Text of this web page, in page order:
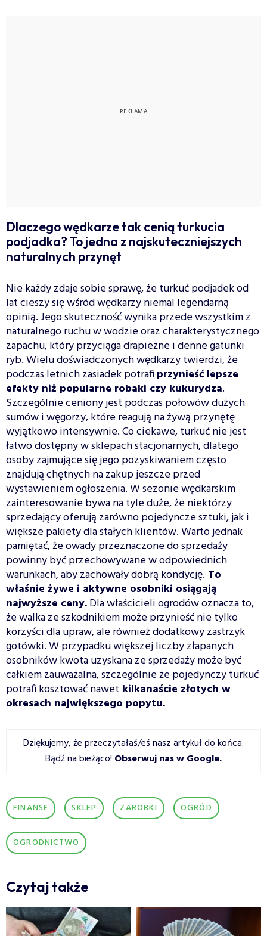
Dlaczego wędkarze tak cenią turkucia
podjadka? To jedna z najskuteczniejszych
naturalnych przynęt
Nie każdy zdaje sobie sprawę, że turkuć podjadek od
lat cieszy się wśród wędkarzy niemal legendarną
opinią. Jego skuteczność wynika przede wszystkim z
naturalnego ruchu w wodzie oraz charakterystycznego
zapachu, który przyciąga drapieżne i denne gatunki
ryb. Wielu doświadczonych wędkarzy twierdzi, że
podczas letnich zasiadek potrafi przynieść lepsze
efekty niż popularne robaki czy kukurydza.
Szczególnie ceniony jest podczas połowów dużych
sumów i węgorzy, które reagują na żywą przynętę
wyjątkowo intensywnie. Co ciekawe, turkuć nie jest
łatwo dostępny w sklepach stacjonarnych, dlatego
osoby zajmujące się jego pozyskiwaniem często
znajdują chętnych na zakup jeszcze przed
wystawieniem ogłoszenia. W sezonie wędkarskim
zainteresowanie bywa na tyle duże, że niektórzy
sprzedający oferują zarówno pojedyncze sztuki, jak i
większe pakiety dla stałych klientów. Warto jednak
pamiętać, że owady przeznaczone do sprzedaży
powinny być przechowywane w odpowiednich
warunkach, aby zachowały dobrą kondycję. To
właśnie żywe i aktywne osobniki osiągają
najwyższe ceny.Dla właścicieli ogrodów oznacza to,
że walka ze szkodnikiem może przynieść nie tylko
korzyści dla upraw, ale również dodatkowy zastrzyk
gotówki. W przypadku większej liczby złapanych
osobników kwota uzyskana ze sprzedaży może być
całkiem zauważalna, szczególnie że pojedynczy turkuć
potrafi kosztować nawet kilkanaście złotych w
okresach największego popytu.
Dziękujemy, że przeczytałaś/eś nasz artykuł do końca.
Bądź na bieżąco! Obserwuj nas w Google.
FINANSE SKLEP ZAROBKI OGRÓD
OGRODNICTWO
Czytaj także